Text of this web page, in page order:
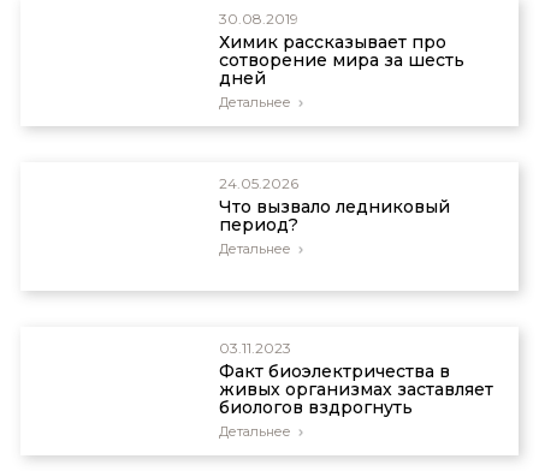
30.08.2019
Химик рассказывает про
сотворение мира за шесть
дней
Детальнее
24.05.2026
Что вызвало ледниковый
период?
Детальнее
03.11.2023
Факт биоэлектричества в
живых организмах заставляет
биологов вздрогнуть
Детальнее